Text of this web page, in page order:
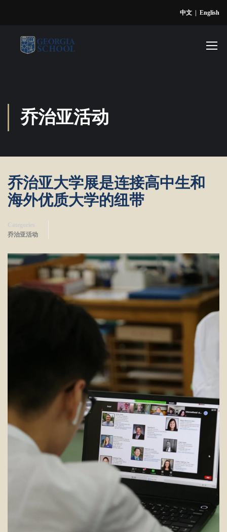
中文 English
乔治亚活动
乔治亚大学展是连接高中生和
海外优质大学的纽带
Categories
乔治亚活动